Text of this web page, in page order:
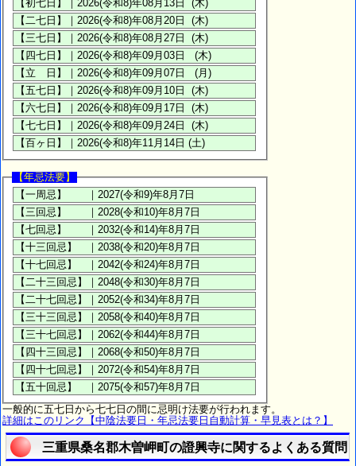
【年忌法要】
一般的に五七日から七七日の間に忌明け法要が行われます。
詳細はこのリンク【中陰法要日・年忌法要日自動計算・早見表とは？】
三重県桑名郡木曽岬町の證興寺に関するよくある質問